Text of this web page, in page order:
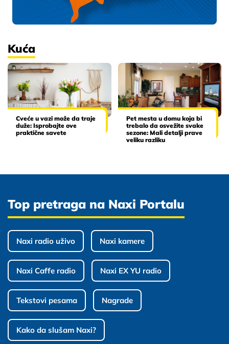
Kuća
Cveće u vazi može da traje
duže: Isprobajte ove
praktične savete
Pet mesta u domu koja bi
trebalo da osvežite svake
sezone: Mali detalji prave
veliku razliku
Top pretraga na Naxi Portalu
Naxi radio uživo Naxi kamere
Naxi Caffe radio Naxi EX YU radio
Tekstovi pesama Nagrade
Kako da slušam Naxi?